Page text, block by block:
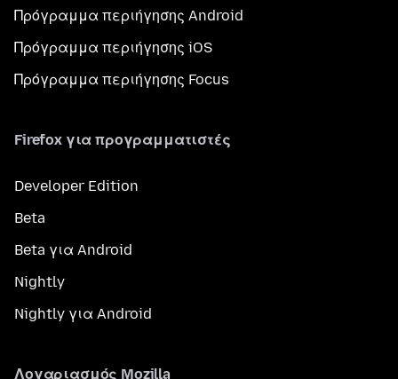
Πρόγραμμα περιήγησης Android
Πρόγραμμα περιήγησης iOS
Πρόγραμμα περιήγησης Focus
Firefox για προγραμματιστές
Developer Edition
Beta
Beta για Android
Nightly
Nightly για Android
Λογαριασμός Mozilla